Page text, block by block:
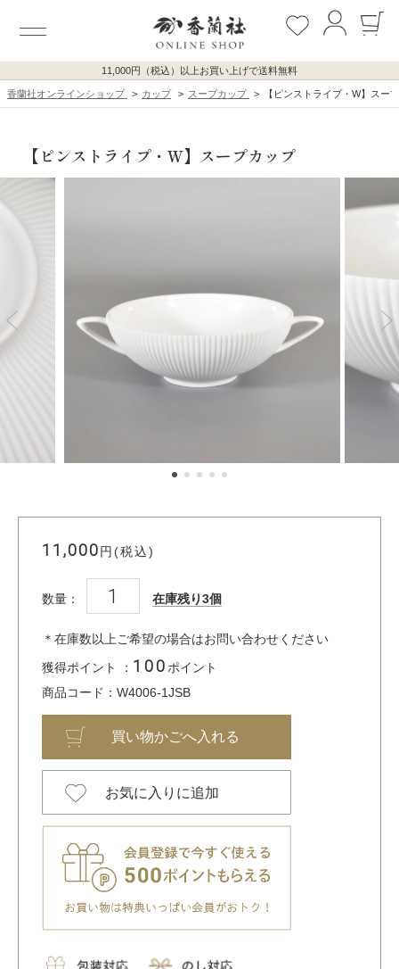
11,000円（税込）以上お買い上げで送料無料
香蘭社オンラインショップ カップ スープカップ 【ピンストライプ・W】スー
【ピンストライプ・Ｗ】スープカップ
11,000円(税込)
数量： 在庫残り3個
＊在庫数以上ご希望の場合はお問い合わせください
獲得ポイント ： 100 ポイント
商品コード：W4006-1JSB
お気に入りに追加